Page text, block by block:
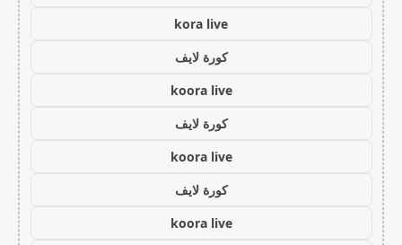
kora live
كورة لايف
koora live
كورة لايف
koora live
كورة لايف
koora live